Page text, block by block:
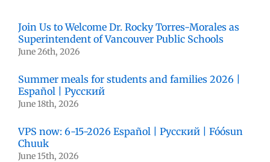
Join Us to Welcome Dr. Rocky Torres-Morales as
Superintendent of Vancouver Public Schools
June 26th, 2026
Summer meals for students and families 2026 |
Español | Русский
June 18th, 2026
VPS now: 6-15-2026 Español | Русский | Fóósun
Chuuk
June 15th, 2026